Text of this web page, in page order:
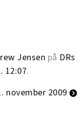
Jensen på DRs
12:07.
november 2009